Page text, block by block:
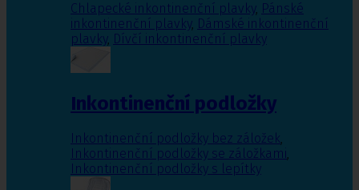
Chlapecké inkontinenční plavky, Pánské
inkontinenční plavky, Dámské inkontinenční
plavky, Dívčí inkontinenční plavky
Inkontinenční podložky
Inkontinenční podložky bez záložek,
Inkontinenční podložky se záložkami,
Inkontinenční podložky s lepítky